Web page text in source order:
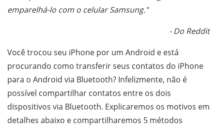
emparelhá-lo com o celular Samsung."
- Do Reddit
Você trocou seu iPhone por um Android e está
procurando como transferir seus contatos do iPhone
para o Android via Bluetooth? Infelizmente, não é
possível compartilhar contatos entre os dois
dispositivos via Bluetooth. Explicaremos os motivos em
detalhes abaixo e compartilharemos 5 métodos